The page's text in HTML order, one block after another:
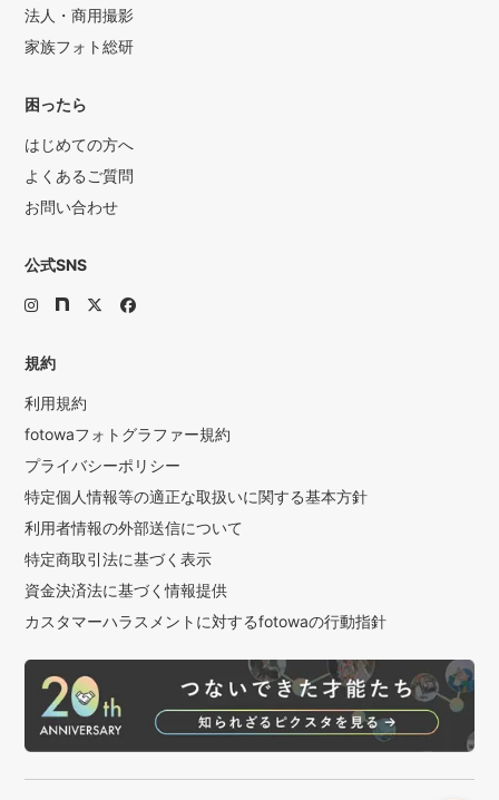
法人・商用撮影
家族フォト総研
困ったら
はじめての方へ
よくあるご質問
お問い合わせ
公式SNS
規約
利用規約
fotowaフォトグラファー規約
プライバシーポリシー
特定個人情報等の適正な取扱いに関する基本方針
利用者情報の外部送信について
特定商取引法に基づく表示
資金決済法に基づく情報提供
カスタマーハラスメントに対するfotowaの行動指針